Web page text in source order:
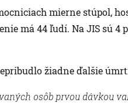
mierne stúpol,
má 44 ľudí. Na JIS sú
žiadne ďalšie
osôb prvou dávkou